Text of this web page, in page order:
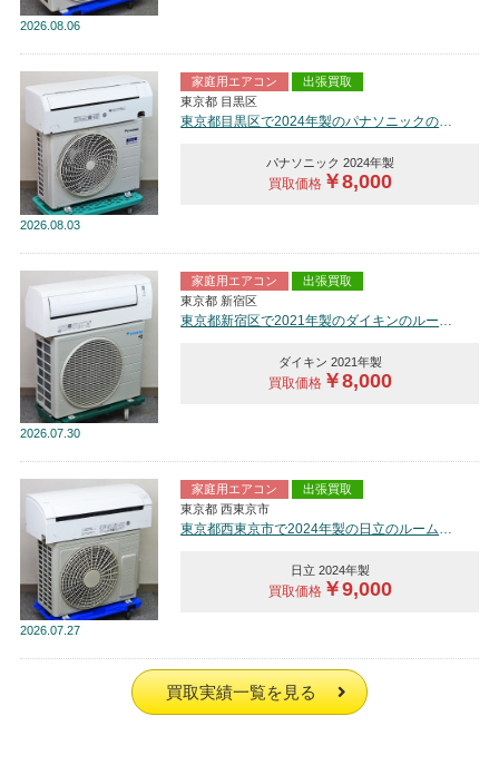
2026 08.06
2026 08.03
家庭用エアコン
出張買取
東京都 目黒区
東京都目黒区で2024年製のパナソニックのルームエアコン【中古品】を買取しました。
パナソニック 2024年製
買取価格￥8,000
2026 07.30
家庭用エアコン
出張買取
東京都 新宿区
ダイキン 2021年製
買取価格￥8,000
2026 07.27
家庭用エアコン
出張買取
東京都 西東京市
日立 2024年製
買取価格￥9,000
買取実績一覧を見る